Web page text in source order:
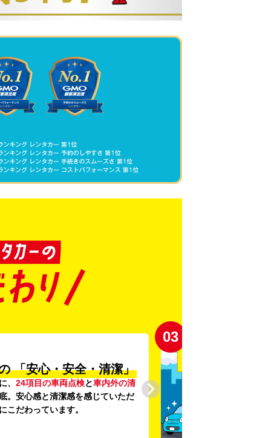
「安心・安全・清潔」
、 24項目の車両点検と車内外の清
。安心感と清潔感を感じていただ
こだわっています。
03